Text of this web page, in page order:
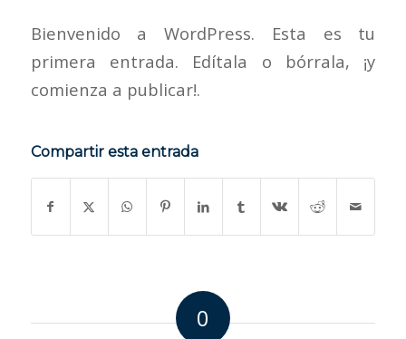
Bienvenido a WordPress. Esta es tu
primera entrada. Edítala o bórrala, ¡y
comienza a publicar!.
Compartir esta entrada
0